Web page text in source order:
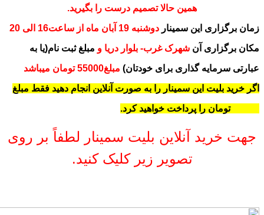
همین حالا تصمیم درست را بگیرید.
زمان برگزاری این سمینار دوشنبه 19 آبان ماه از ساعت16 الی 20
مکان برگزاری آن شهرک غرب- بلوار دریا و مبلغ ثبت نام(یا به
عبارتی سرمایه گذاری برای خودتان) مبلغ55000 تومان میباشد
اگر خرید بلیت این سمینار را به صورت آنلاین انجام دهید فقط مبلغ
جهت خرید آنلاین بلیت سمینار لطفاً بر روی
تصویر زیر کلیک کنید.